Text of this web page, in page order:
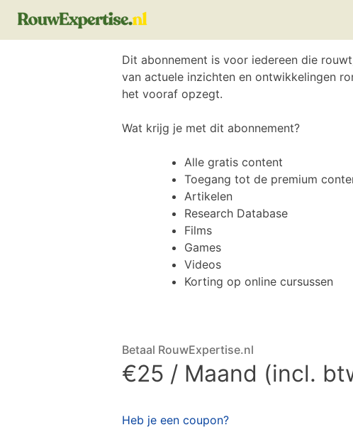
Dit abonnement is voor iedereen die
van actuele inzichten en ontwikkelingen
het vooraf opzegt.
Wat krijg je met dit abonnement?
Alle gratis content
Toegang tot de premium
Artikelen
Research Database
Films
Games
Videos
Korting op online cursussen
Betaal RouwExpertise.nl
€25 / Maand (incl.
Heb je een coupon?